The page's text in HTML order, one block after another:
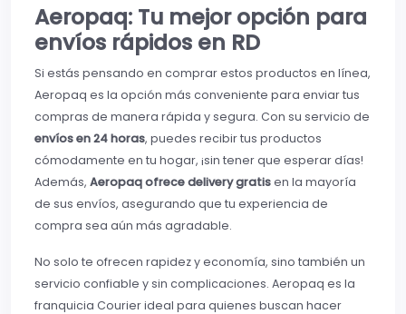
Aeropaq: Tu mejor opción para
envíos rápidos en RD
Si estás pensando en comprar estos productos en línea,
Aeropaq es la opción más conveniente para enviar tus
compras de manera rápida y segura. Con su servicio de
envíos en 24 horas, puedes recibir tus productos
cómodamente en tu hogar, ¡sin tener que esperar días!
Además, Aeropaq ofrece delivery gratisen la mayoría
de sus envíos, asegurando que tu experiencia de
compra sea aún más agradable.
No solo te ofrecen rapidez y economía, sino también un
servicio confiable y sin complicaciones. Aeropaq es la
franquicia Courier ideal para quienes buscan hacer